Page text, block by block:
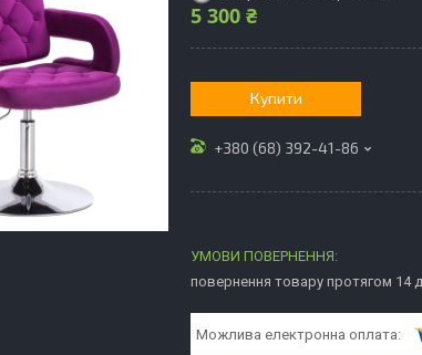
5 300 ₴
Купити
+380 (68) 392-41-86
повернення товару протягом 14